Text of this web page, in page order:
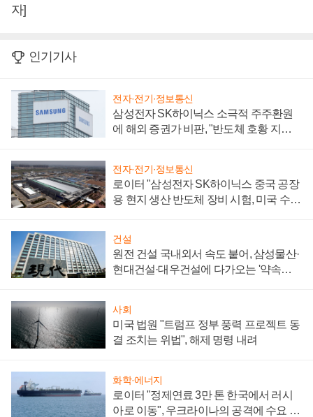
자]
인기기사
전자·전기·정보통신
삼성전자 SK하이닉스 소극적 주주환원
에 해외 증권가 비판, "반도체 호황 지속
전자·전기·정보통신
로이터 "삼성전자 SK하이닉스 중국 공장
용 현지 생산 반도체 장비 시험, 미국 수출
건설
원전 건설 국내외서 속도 붙어, 삼성물산·
현대건설·대우건설에 다가오는 '약속의
사회
미국 법원 "트럼프 정부 풍력 프로젝트 동
결 조치는 위법", 해제 명령 내려
화학·에너지
로이터 "정제연료 3만 톤 한국에서 러시
아로 이동", 우크라이나의 공격에 수요 늘